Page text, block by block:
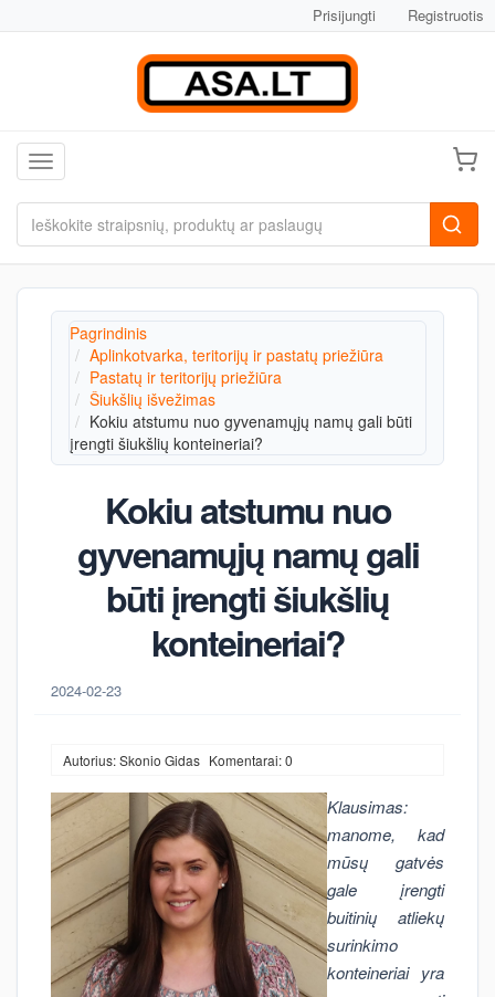
Prisijungti Registruotis
Toggle navigation
Pagrindinis
Aplinkotvarka, teritorijų ir pastatų priežiūra
Pastatų ir teritorijų priežiūra
Šiukšlių išvežimas
Kokiu atstumu nuo gyvenamųjų namų gali būti
įrengti šiukšlių konteineriai?
Kokiu atstumu nuo
gyvenamųjų namų gali
būti įrengti šiukšlių
konteineriai?
2024-02-23
Autorius: Skonio Gidas Komentarai: 0
Klausimas:
manome, kad
mūsų gatvės
gale įrengti
buitinių atliekų
surinkimo
konteineriai yra